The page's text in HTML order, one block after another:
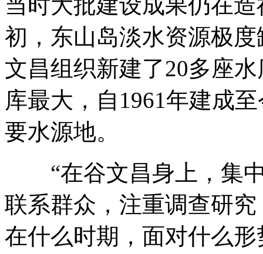
初，东山岛淡水资源极
文昌组织新建了20多座
库最大，自1961年建成
要水源地。
“在谷文昌身上，集中
联系群众，注重调查研
在什么时期，面对什么